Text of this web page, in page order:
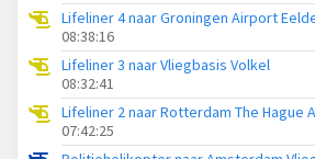
Lifeliner 4 naar Groningen Airport
08:38:16
Lifeliner 3 naar Vliegbasis Volkel
08:32:41
Lifeliner 2 naar Rotterdam The Hague
07:42:25